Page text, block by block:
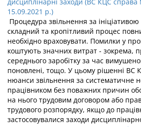
15.09.2021 р.)
Процедура звільнення за
складний та кропітливий процес
необхідно враховувати. Помилки у
коштують значних витрат - зокрема,
середнього заробітку за час
поновлені, тощо. У цьому рішенні ВС
нюанси звільнення за систематичне
працівником без поважних причин
на нього трудовим договором або
трудового розпорядку, якщо до
застосовувалися заходи